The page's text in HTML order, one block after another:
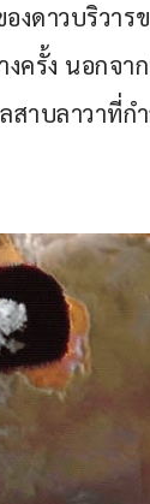
งดาวบริวา
ครั้ง นอกจา
าบลาวาที่ก